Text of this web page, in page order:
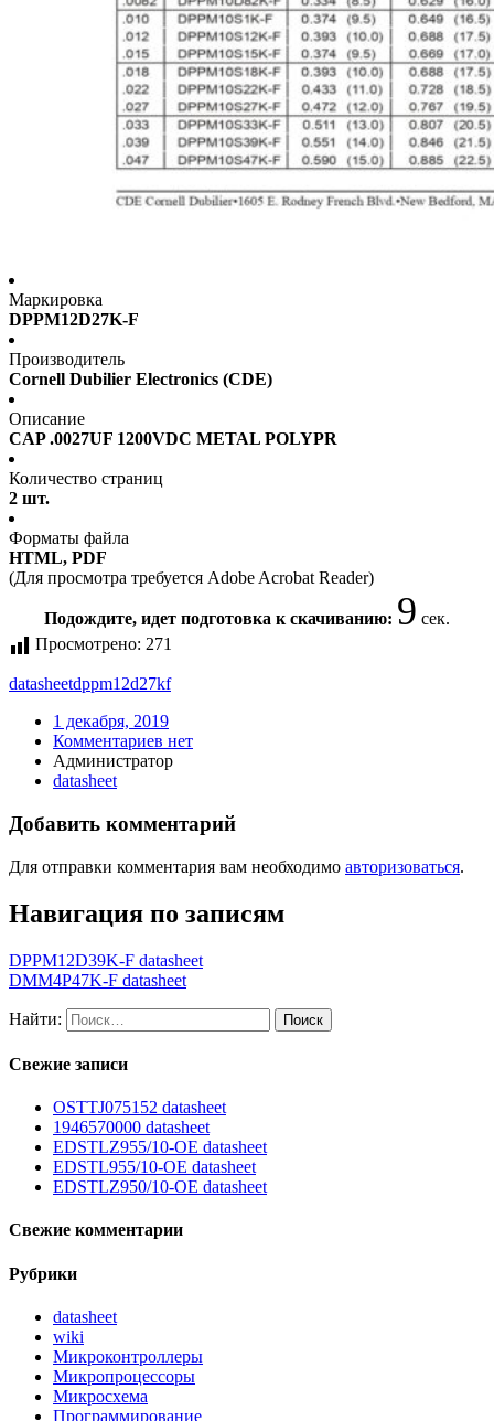
Маркировка
DPPM12D27K-F
Производитель
Cornell Dubilier Electronics (CDE)
Описание
CAP .0027UF 1200VDC METAL POLYPR
Количество страниц
2 шт.
Форматы файла
HTML, PDF
(Для просмотра требуется Adobe Acrobat Reader)
Подождите, идет подготовка к скачиванию: 9 сек.
Просмотрено: 271
datasheetdppm12d27kf
1 декабря, 2019
Комментариев нет
Администратор
datasheet
Добавить комментарий
Для отправки комментария вам необходимо авторизоваться.
Навигация по записям
DPPM12D39K-F datasheet
DMM4P47K-F datasheet
Найти:
Свежие записи
OSTTJ075152 datasheet
1946570000 datasheet
EDSTLZ955/10-OE datasheet
EDSTL955/10-OE datasheet
EDSTLZ950/10-OE datasheet
Свежие комментарии
Рубрики
datasheet
wiki
Микроконтроллеры
Микропроцессоры
Микросхема
Программирование